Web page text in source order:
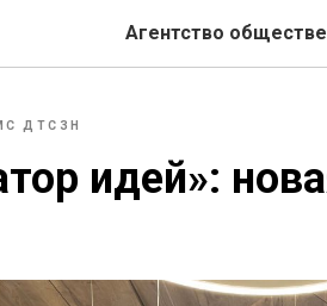
Агентство
ДТСЗН
идей»: